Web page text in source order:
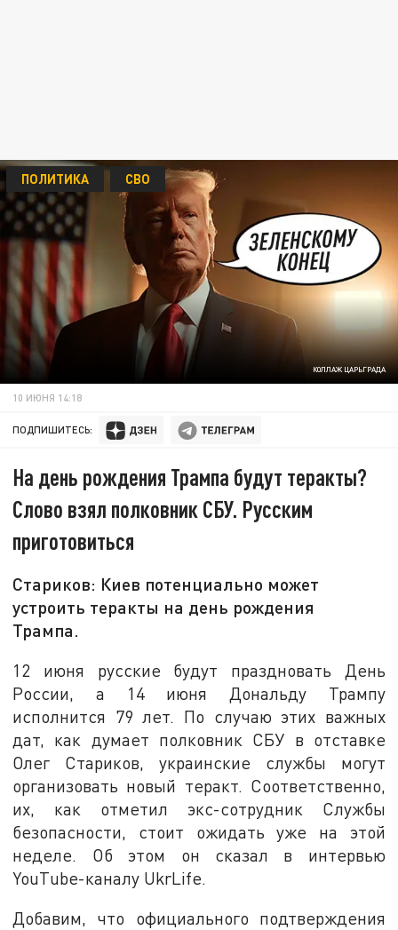
КОЛЛАЖ ЦАРЬГРАДА
ПОЛИТИКА СВО
10 ИЮНЯ 14:18
ПОДПИШИТЕСЬ:
На день рождения Трампа будут теракты?
Слово взял полковник СБУ. Русским
приготовиться
Стариков: Киев потенциально может
устроить теракты на день рождения
Трампа.
12 июня русские будут праздновать День
России, а 14 июня Дональду Трампу
исполнится 79 лет. По случаю этих важных
дат, как думает полковник СБУ в отставке
Олег Стариков, украинские службы могут
организовать новый теракт. Соответственно,
их, как отметил экс-сотрудник Службы
безопасности, стоит ожидать уже на этой
неделе. Об этом он сказал в интервью
YouТube-каналу UkrLife.
Добавим, что официального подтверждения